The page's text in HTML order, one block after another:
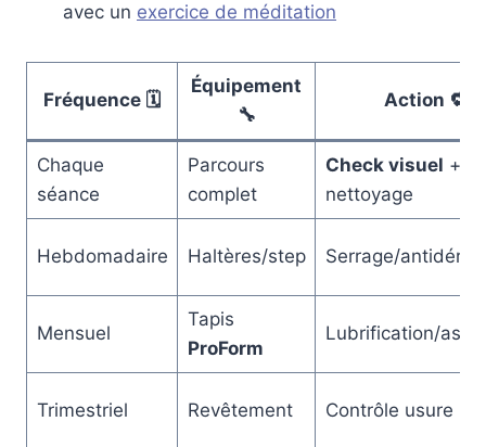
avec un exercice de méditation
Fréquence 🗓️
Équipement
🔧
Action 🔁
Chaque
séance
Parcours
complet
Check visuel +
nettoyage
Hebdomadaire Haltères/step Serrage/
Mensuel
Tapis
ProForm
Lubrification/
Trimestriel Revêtement Contrôle usure